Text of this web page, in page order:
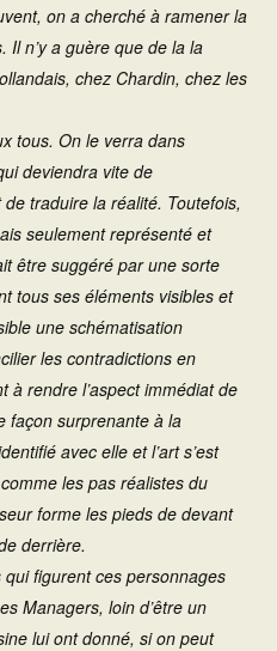
on a cherché à ramener la
Il n’y a guère que de la la
chez Chardin, chez les
tous. On le verra dans
deviendra vite de
de traduire la réalité. Toutefois,
seulement représenté et
être suggéré par une sorte
tous ses éléments visibles et
une schématisation
les contradictions en
à rendre l’aspect immédiat de
façon surprenante à la
avec elle et l’art s’est
les pas réalistes du
forme les pieds de devant
derrière.
figurent ces personnages
Managers, loin d’être un
lui ont donné, si on peut